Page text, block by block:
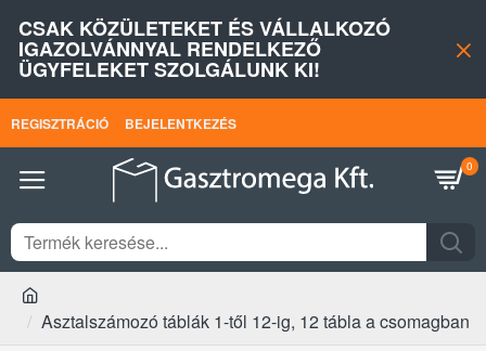
CSAK KÖZÜLETEKET ÉS VÁLLALKOZÓ
IGAZOLVÁNNYAL RENDELKEZŐ
ÜGYFELEKET SZOLGÁLUNK KI!
REGISZTRÁCIÓ BEJELENTKEZÉS
0
Asztalszámozó táblák 1-től 12-ig, 12 tábla a csomagban